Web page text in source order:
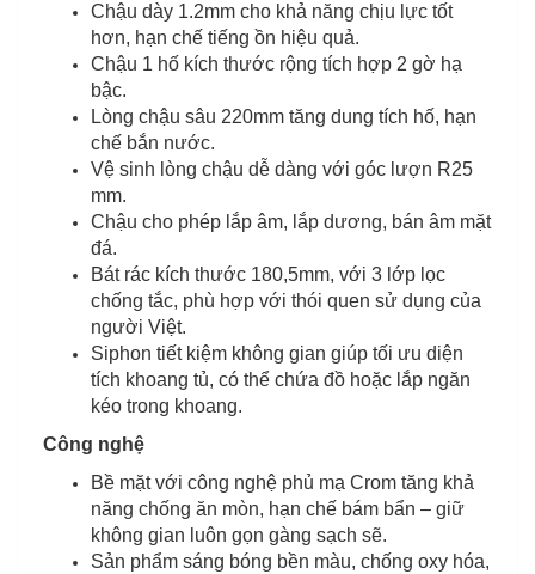
Chậu dày 1.2mm cho khả năng chịu lực tốt
hơn, hạn chế tiếng ồn hiệu quả.
Chậu 1 hố kích thước rộng tích hợp 2 gờ hạ
bậc.
Lòng chậu sâu 220mm tăng dung tích hố, hạn
chế bắn nước.
Vệ sinh lòng chậu dễ dàng với góc lượn R25
mm.
Chậu cho phép lắp âm, lắp dương, bán âm mặt
đá.
Bát rác kích thước 180,5mm, với 3 lớp lọc
chống tắc, phù hợp với thói quen sử dụng của
người Việt.
Siphon tiết kiệm không gian giúp tối ưu diện
tích khoang tủ, có thể chứa đồ hoặc lắp ngăn
kéo trong khoang.
Công nghệ
Bề mặt với công nghệ phủ mạ Crom tăng khả
năng chống ăn mòn, hạn chế bám bẩn – giữ
không gian luôn gọn gàng sạch sẽ.
Sản phẩm sáng bóng bền màu, chống oxy hóa,